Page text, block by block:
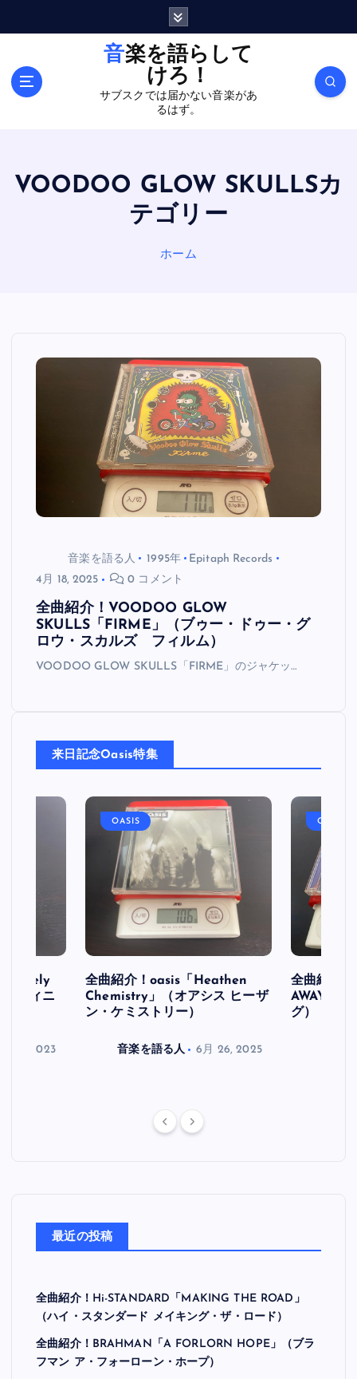
音楽を語らして
けろ！
サブスクでは届かない音楽があ
るはず。
VOODOO GLOW SKULLSカ
テゴリー
ホーム
音楽を語る人 1995年
Epitaph Records
4月 18, 2025
0 コメント
全曲紹介！VOODOO GLOW
SKULLS「FIRME」（ブゥー・ドゥー・グ
ロウ・スカルズ フィルム）
VOODOO GLOW SKULLS「FIRME」のジャケッ…
来日記念Oasis特集
フィニ
30, 2023
OASIS
全曲紹介！oasis「Heathen
Chemistry」（オアシス ヒーザ
ン・ケミストリー）
音楽を語る人 6月 26, 2025
OASIS
全曲紹介
AWAY」
グ）
最近の投稿
全曲紹介！Hi-STANDARD「MAKING THE ROAD」
（ハイ・スタンダード メイキング・ザ・ロード）
全曲紹介！BRAHMAN「A FORLORN HOPE」（ブラ
フマン ア・フォーローン・ホープ）